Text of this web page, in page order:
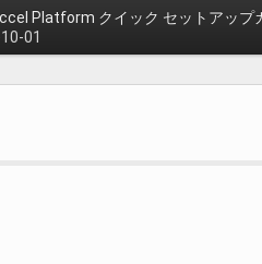
Platform クイック セットアップ
01